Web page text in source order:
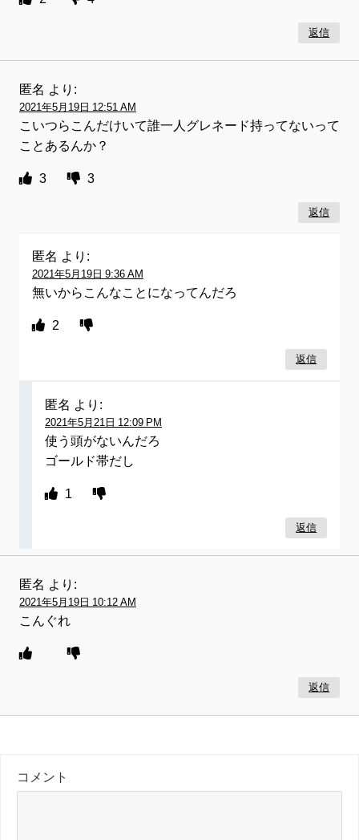
返信
匿名 より:
2021年5月19日 12:51 AM
こいつらこんだけいて誰一人グレネード持ってないって
ことあるんか？
3 3
返信
匿名 より:
2021年5月19日 9:36 AM
無いからこんなことになってんだろ
2
返信
匿名 より:
2021年5月21日 12:09 PM
使う頭がないんだろ
ゴールド帯だし
1
返信
匿名 より:
2021年5月19日 10:12 AM
こんぐれ
返信
コメント